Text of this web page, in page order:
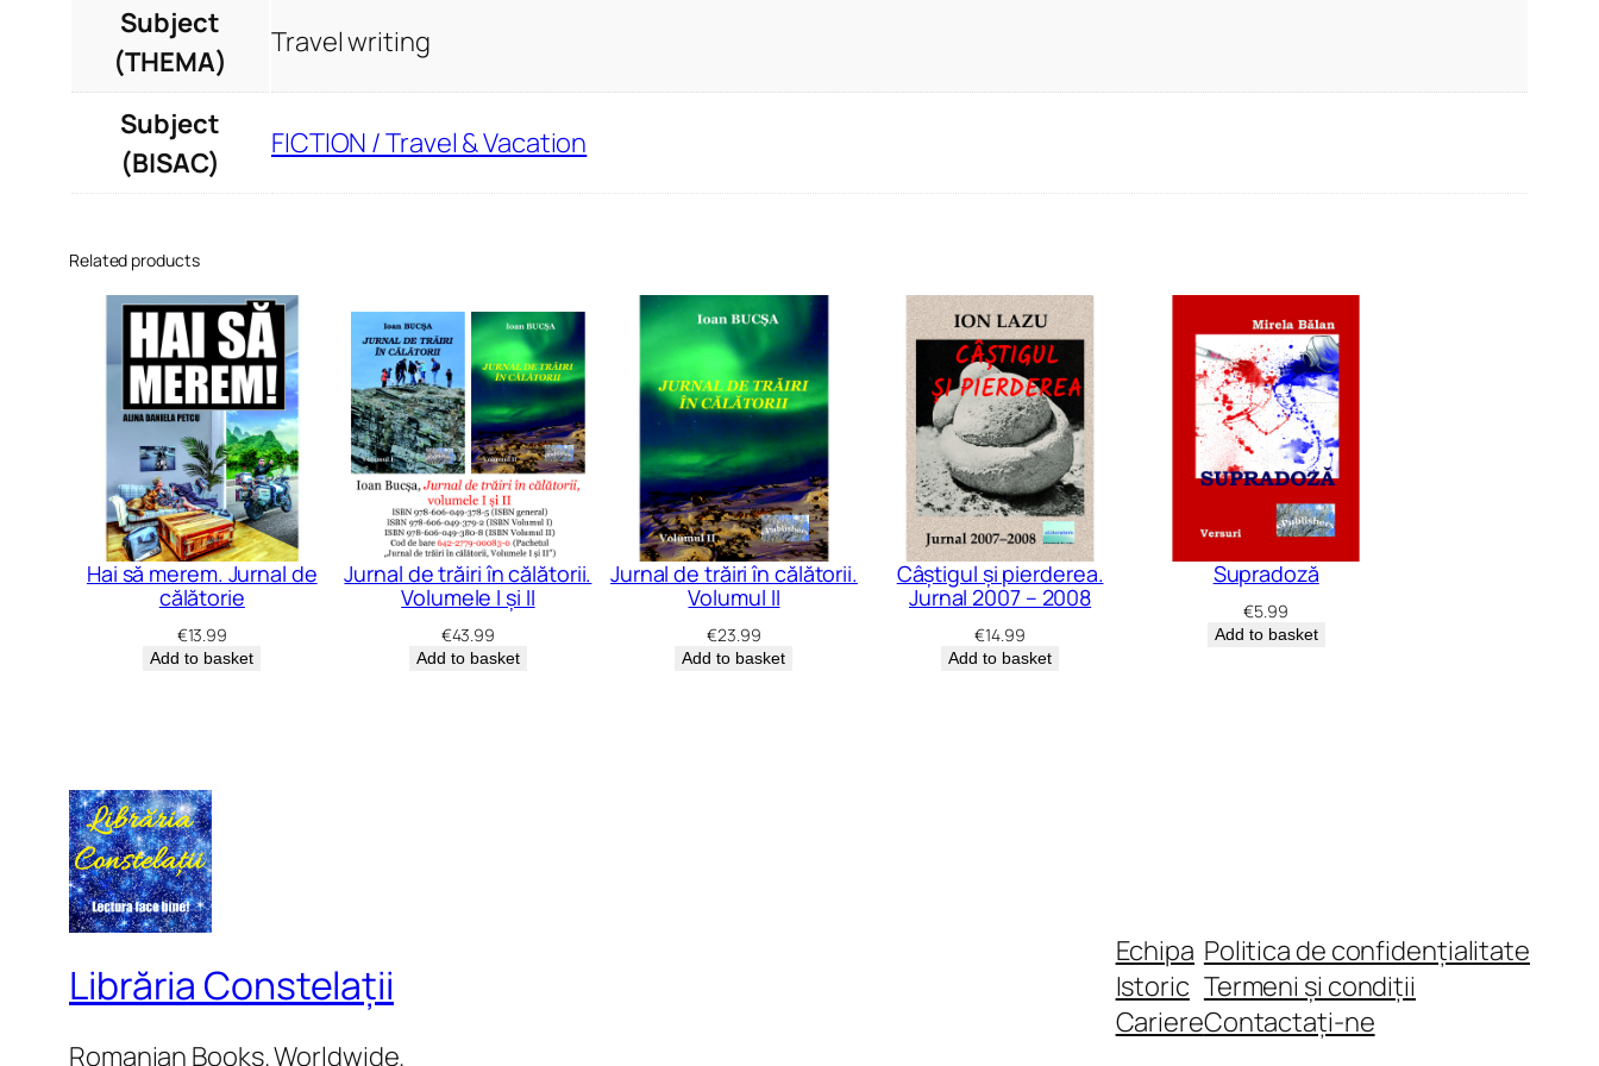
Subject
(THEMA)
Travel writing
Subject
(BISAC)
FICTION / Travel & Vacation
Related products
Hai să merem. Jurnal de
călătorie
€13.99
Add to basket
Jurnal de trăiri în călătorii.
Volumele I și II
€43.99
Add to basket
Jurnal de trăiri în călătorii.
Volumul II
€23.99
Add to basket
Câștigul și pierderea.
Jurnal 2007 – 2008
€14.99
Add to basket
Supradoză
€5.99
Add to basket
Librăria Constelații
Romanian Books. Worldwide.
Echipa
Istoric
Cariere
Politica de confidențialitate
Termeni și condiții
Contactați-ne